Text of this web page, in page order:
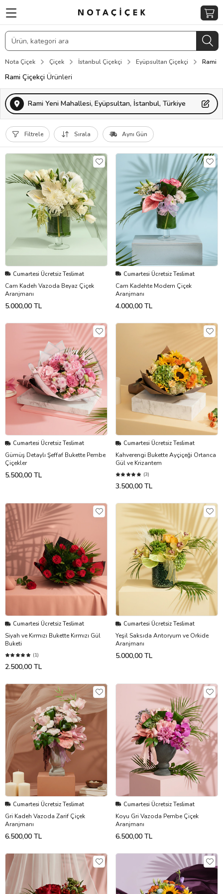
Nota Çiçek Çiçek İstanbul Çiçekçi Eyüpsultan Çiçekçi Rami
Rami Çiçekçi Ürünleri
Rami Yeni Mahallesi, Eyüpsultan, İstanbul, Türkiye
Filtrele Sırala Aynı Gün
Cumartesi Ücretsiz Teslimat
Cam Kadeh Vazoda Beyaz Çiçek
Aranjmanı
5.000,00 TL
Cumartesi Ücretsiz Teslimat
Cam Kadehte Modern Çiçek
Aranjmanı
4.000,00 TL
Cumartesi Ücretsiz Teslimat
Gümüş Detaylı Şeffaf Bukette Pembe
Çiçekler
5.500,00 TL
Cumartesi Ücretsiz Teslimat
Kahverengi Bukette Ayçiçeği Ortanca
Gül ve Krizantem
(3)
3.500,00 TL
Cumartesi Ücretsiz Teslimat
Siyah ve Kırmızı Bukette Kırmızı Gül
Buketi
(1)
2.500,00 TL
Cumartesi Ücretsiz Teslimat
Yeşil Saksıda Antoryum ve Orkide
Aranjmanı
5.000,00 TL
Cumartesi Ücretsiz Teslimat
Gri Kadeh Vazoda Zarif Çiçek
Aranjmanı
6.500,00 TL
Cumartesi Ücretsiz Teslimat
Koyu Gri Vazoda Pembe Çiçek
Aranjmanı
6.500,00 TL